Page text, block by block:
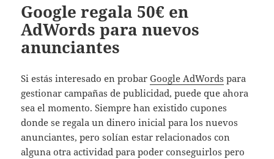
Google regala 50€ en
AdWords para nuevos
anunciantes
Si estás interesado en probarGoogle AdWords para
gestionar campañas de publicidad, puede que ahora
sea el momento. Siempre han existido cupones
donde se regala un dinero inicial para los nuevos
anunciantes, pero solían estar relacionados con
alguna otra actividad para poder conseguirlos pero